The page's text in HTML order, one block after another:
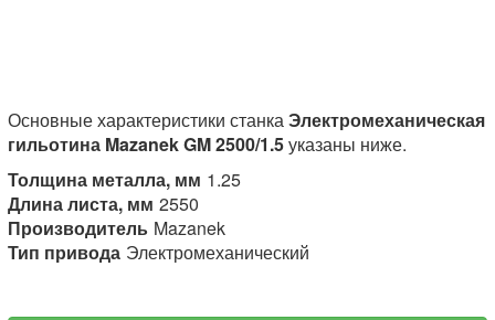
Основные характеристики станкаЭлектромеханическая
гильотина Mazanek GM 2500/1.5указаны ниже.
Толщина металла, мм 1.25
Длина листа, мм 2550
Производитель Mazanek
Тип привода Электромеханический